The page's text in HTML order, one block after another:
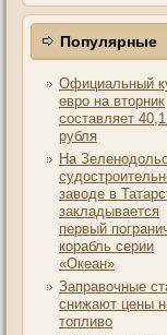
Популярные
Официальный
евро на вторник
составляет
рубля
На
заводе в
закладывается
первый
корабль серии
«Океан»
Заправочные
снижают цены
топливо